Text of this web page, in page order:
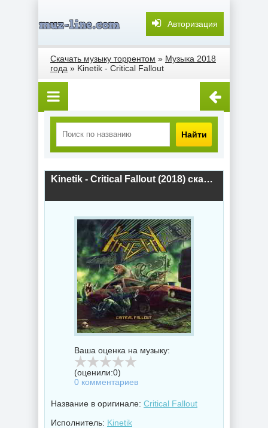
Авторизация
Скачать музыку торрентом » Музыка 2018
года » Kinetik - Critical Fallout
Найти
Kinetik - Critical Fallout (2018) скачать торрент
Ваша оценка на музыку:
(оценили:0)
0 комментариев
Название в оригинале: Critical Fallout
Исполнитель: Kinetik